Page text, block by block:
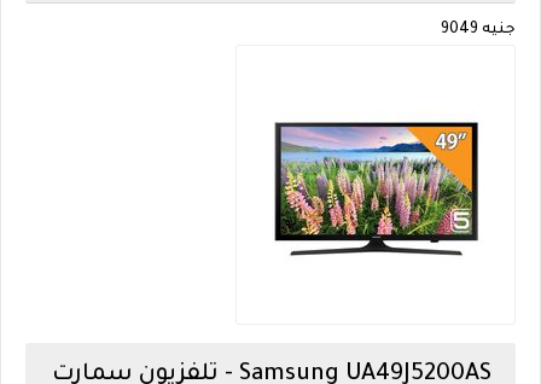
جنيه 9049
Samsung UA49J5200AS - تلفزيون سمارت